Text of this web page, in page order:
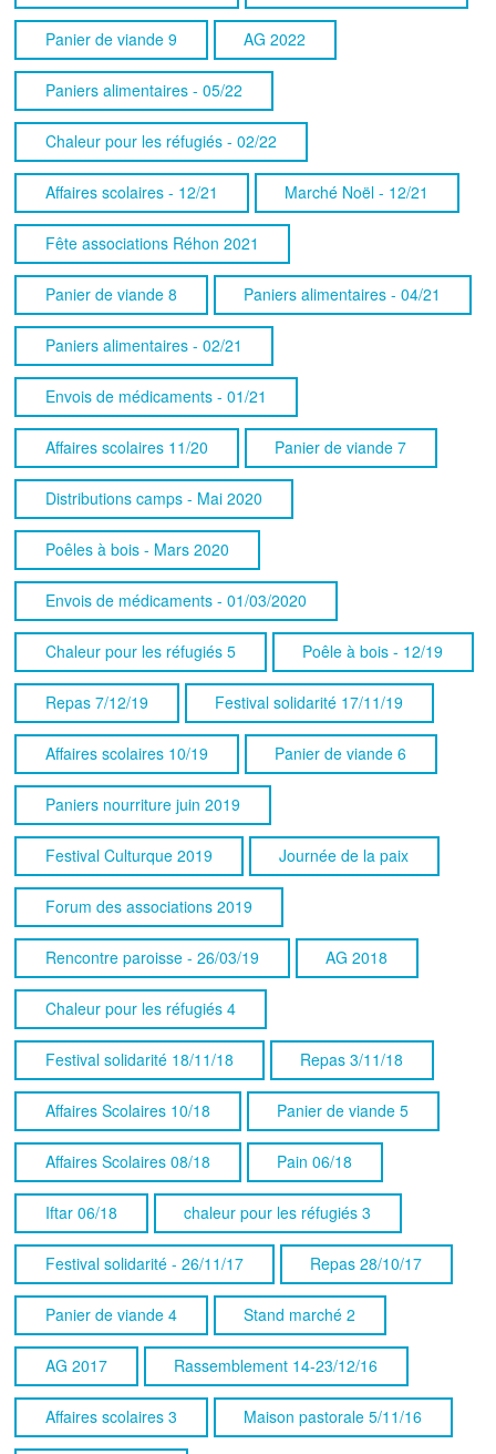
Panier de viande 9 AG 2022
Paniers alimentaires - 05/22
Chaleur pour les réfugiés - 02/22
Affaires scolaires - 12/21 Marché Noël - 12/21
Fête associations Réhon 2021
Panier de viande 8 Paniers alimentaires - 04/21
Paniers alimentaires - 02/21
Envois de médicaments - 01/21
Affaires scolaires 11/20 Panier de viande 7
Distributions camps - Mai 2020
Poêles à bois - Mars 2020
Envois de médicaments - 01/03/2020
Chaleur pour les réfugiés 5 Poêle à bois - 12/19
Repas 7/12/19 Festival solidarité 17/11/19
Affaires scolaires 10/19 Panier de viande 6
Paniers nourriture juin 2019
Festival Culturque 2019 Journée de la paix
Forum des associations 2019
Rencontre paroisse - 26/03/19 AG 2018
Chaleur pour les réfugiés 4
Festival solidarité 18/11/18 Repas 3/11/18
Affaires Scolaires 10/18 Panier de viande 5
Affaires Scolaires 08/18 Pain 06/18
Iftar 06/18 chaleur pour les réfugiés 3
Festival solidarité - 26/11/17 Repas 28/10/17
Panier de viande 4 Stand marché 2
AG 2017 Rassemblement 14-23/12/16
Affaires scolaires 3 Maison pastorale 5/11/16